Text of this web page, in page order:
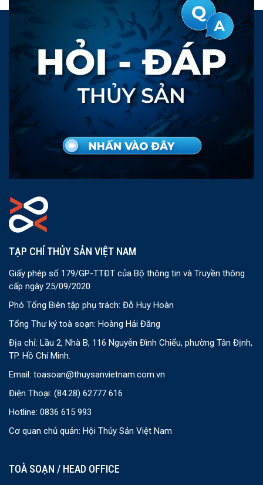
TẠP CHÍ THỦY SẢN VIỆT NAM
Giấy phép số 179/GP-TTĐT của Bộ thông tin và Truyền thông
cấp ngày 25/09/2020
Phó Tổng Biên tập phụ trách: Đỗ Huy Hoàn
Tổng Thư ký toà soạn: Hoàng Hải Đăng
Địa chỉ: Lầu 2, Nhà B, 116 Nguyễn Đình Chiểu, phường Tân Định,
TP. Hồ Chí Minh.
Email: toasoan@thuysanvietnam.com.vn
Điện Thoại: (84.28) 62777 616
Hotline: 0836 615 993
Cơ quan chủ quản: Hội Thủy Sản Việt Nam
TOÀ SOẠN / HEAD OFFICE